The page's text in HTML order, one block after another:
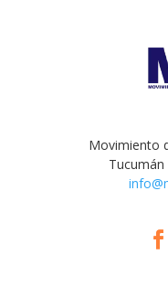
Movimiento
Tucumán